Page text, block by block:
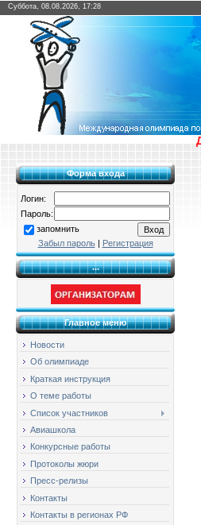
Суббота, 08.08.2026, 17:28
Форма входа
Логин:
Пароль:
запомнить
Забыл пароль| Регистрация
...
Главное меню
Новости
Об олимпиаде
Краткая инструкция
О теме работы
Список участников
Авиашкола
Конкурсные работы
Протоколы жюри
Пресс-релизы
Контакты
Контакты в регионах РФ